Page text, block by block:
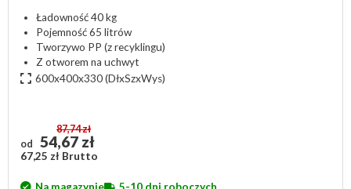
Ładowność 40 kg
Pojemność 65 litrów
Tworzywo PP (z recyklingu)
Z otworem na uchwyt
600x400x330(DłxSzxWys)
od
87,74 zł
54,67 zł
67,25 zł Brutto